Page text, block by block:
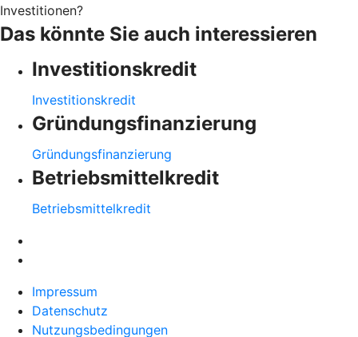
Investitionen?
Das könnte Sie auch interessieren
Investitionskredit
Investitionskredit
Gründungsfinanzierung
Gründungsfinanzierung
Betriebsmittelkredit
Betriebsmittelkredit
Impressum
Datenschutz
Nutzungsbedingungen